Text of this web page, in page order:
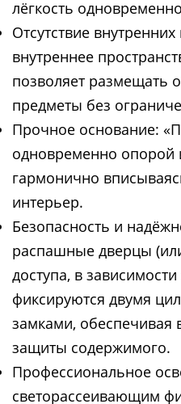
лёгкость
Отсутствие
внутреннее
позволяет размещать
предметы без
Прочное основание:
одновременно опорой
гармонично
интерьер.
Безопасность и
распашные дверцы
доступа, в
фиксируются двумя
замками, обеспечивая
защиты содержимого.
Профессиональное
светорассеивающим